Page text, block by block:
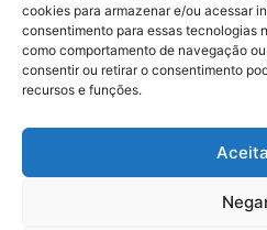
cookies para armazenar e/ou acessar
consentimento para essas tecnologias
como comportamento de navegação
consentir ou retirar o consentimento
recursos e funções.
E-mail:
Telefone: (82) 9
Responsável
Rua do Sau - Centro -
© 2022 - 2026 Alagoas
direitos